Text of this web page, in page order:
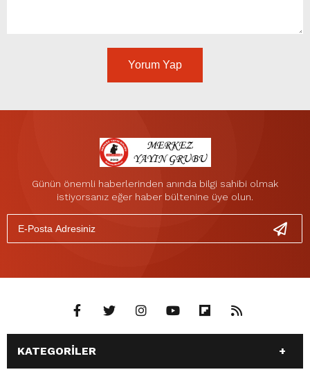
Yorum Yap
Günün önemli haberlerinden anında bilgi sahibi olmak
istiyorsanız eğer haber bültenine üye olun.
KATEGORİLER